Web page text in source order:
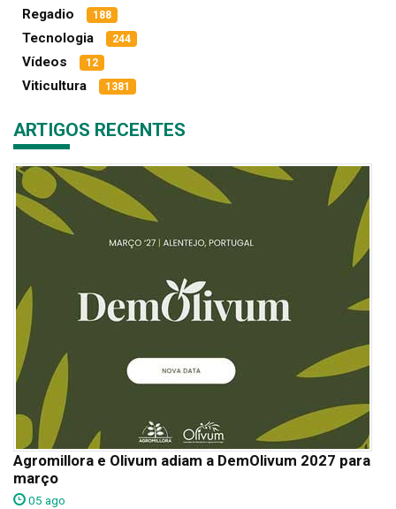
Regadio 188
Tecnologia 244
Vídeos 12
Viticultura 1381
ARTIGOS RECENTES
Agromillora e Olivum adiam a DemOlivum 2027 para
março
05 ago